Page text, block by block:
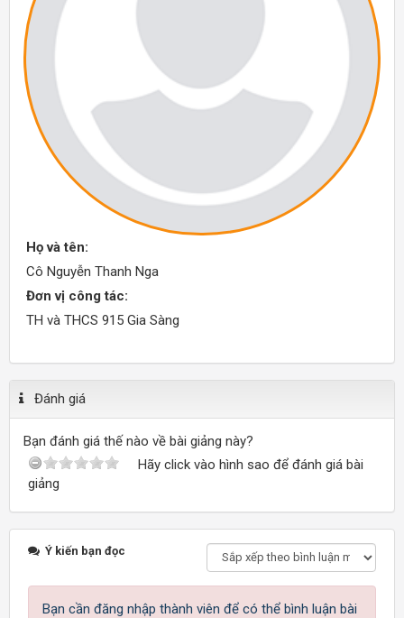
Họ và tên:
Cô Nguyễn Thanh Nga
Đơn vị công tác:
TH và THCS 915 Gia Sàng
Đánh giá
Bạn đánh giá thế nào về bài giảng này?
Hãy click vào hình sao để đánh giá bài
giảng
Ý kiến bạn đọc
Bạn cần đăng nhập thành viên để có thể bình luận bài